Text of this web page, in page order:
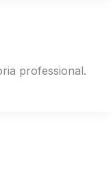
professional.